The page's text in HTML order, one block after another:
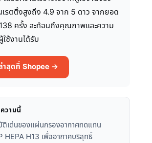
รตติ้งสูงถึง 4.9 จาก 5 ดาว จากยอด
ครั้ง สะท้อนถึงคุณภาพและความ
ช้งานได้รับ
าสุดที่ Shopee →
วามนี้
เด่นของแผ่นกรองอากาศทดแทน
HEPA H13 เพื่ออากาศบริสุทธิ์